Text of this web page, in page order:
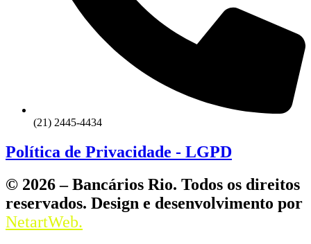
(21) 2445-4434
Política de Privacidade - LGPD
© 2026 – Bancários Rio. Todos os direitos
reservados. Design e desenvolvimento por
NetartWeb.